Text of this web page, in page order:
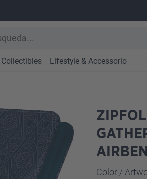
Collectibles Lifestyle & Accessorio
Seleccione
Color /